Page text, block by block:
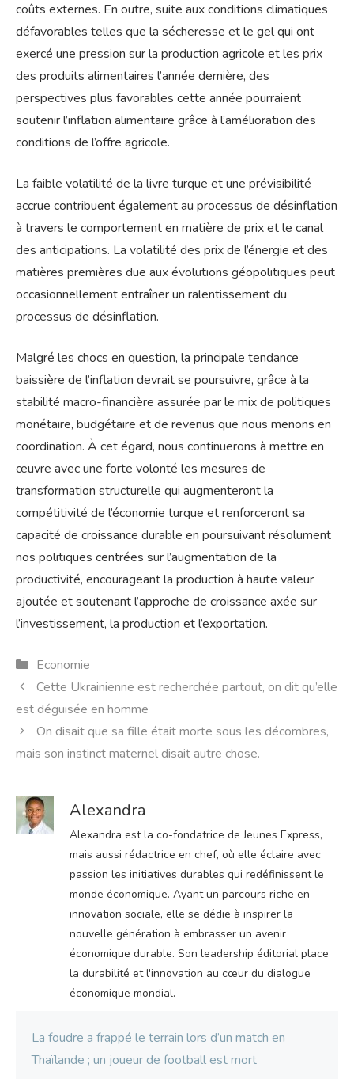
coûts externes. En outre, suite aux conditions climatiques
défavorables telles que la sécheresse et le gel qui ont
exercé une pression sur la production agricole et les prix
des produits alimentaires l’année dernière, des
perspectives plus favorables cette année pourraient
soutenir l’inflation alimentaire grâce à l’amélioration des
conditions de l’offre agricole.
La faible volatilité de la livre turque et une prévisibilité
accrue contribuent également au processus de désinflation
à travers le comportement en matière de prix et le canal
des anticipations. La volatilité des prix de l’énergie et des
matières premières due aux évolutions géopolitiques peut
occasionnellement entraîner un ralentissement du
processus de désinflation.
Malgré les chocs en question, la principale tendance
baissière de l’inflation devrait se poursuivre, grâce à la
stabilité macro-financière assurée par le mix de politiques
monétaire, budgétaire et de revenus que nous menons en
coordination. À cet égard, nous continuerons à mettre en
œuvre avec une forte volonté les mesures de
transformation structurelle qui augmenteront la
compétitivité de l’économie turque et renforceront sa
capacité de croissance durable en poursuivant résolument
nos politiques centrées sur l’augmentation de la
productivité, encourageant la production à haute valeur
ajoutée et soutenant l’approche de croissance axée sur
l’investissement, la production et l’exportation.
Catégories
Economie
Cette Ukrainienne est recherchée partout, on dit qu’elle
est déguisée en homme
On disait que sa fille était morte sous les décombres,
mais son instinct maternel disait autre chose.
Alexandra
Alexandra est la co-fondatrice de Jeunes Express,
mais aussi rédactrice en chef, où elle éclaire avec
passion les initiatives durables qui redéfinissent le
monde économique. Ayant un parcours riche en
innovation sociale, elle se dédie à inspirer la
nouvelle génération à embrasser un avenir
économique durable. Son leadership éditorial place
la durabilité et l'innovation au cœur du dialogue
économique mondial.
La foudre a frappé le terrain lors d’un match en
Thaïlande ; un joueur de football est mort